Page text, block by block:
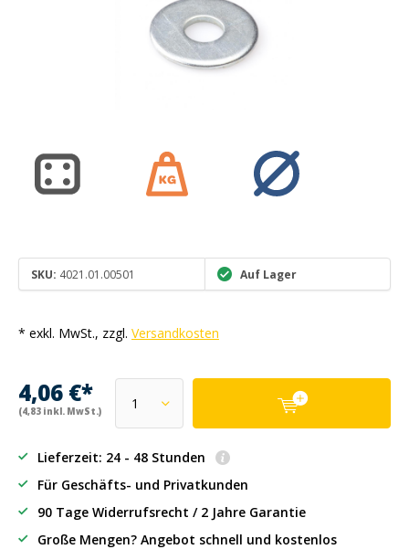
SKU: 4021.01.00501 Auf Lager
* exkl. MwSt., zzgl. Versandkosten
4,06 €*
(4,83 inkl. MwSt.)
Lieferzeit: 24 - 48 Stunden
Für Geschäfts- und Privatkunden
90 Tage Widerrufsrecht / 2 Jahre Garantie
Große Mengen? Angebot schnell und kostenlos